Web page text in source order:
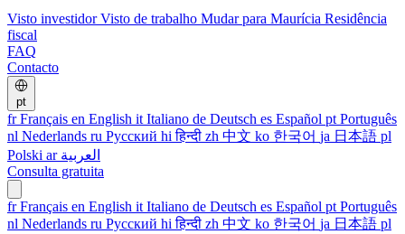
Visto investidorVisto de trabalho Mudar para Maurícia Residência
fiscal
FAQ
Contacto
pt
frFrançais en English it Italiano de Deutsch es Español pt Português
nl Nederlands ru Русский hi हिन्दी zh 中文 ko 한국어 ja 日本語 pl
Polski ar العربية
Consulta gratuita
frFrançais en English it Italiano de Deutsch es Español pt Português
nl Nederlands ru Русский hi हिन्दी zh 中文 ko 한국어 ja 日本語 pl